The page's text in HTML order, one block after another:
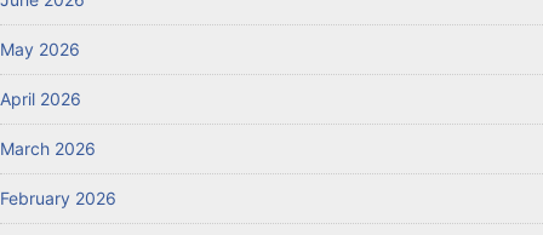
May 2026
April 2026
March 2026
February 2026